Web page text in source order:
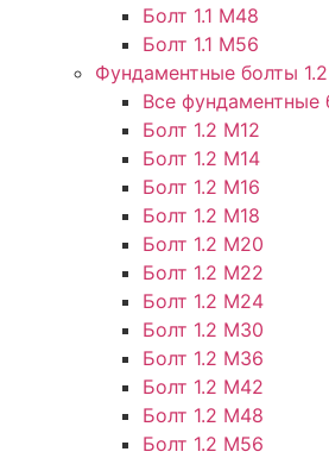
Болт 1.1 М48
Болт 1.1 М56
Фундаментные болты 1.2
Все фундаментные
Болт 1.2 М12
Болт 1.2 М14
Болт 1.2 М16
Болт 1.2 М18
Болт 1.2 М20
Болт 1.2 М22
Болт 1.2 М24
Болт 1.2 М30
Болт 1.2 М36
Болт 1.2 М42
Болт 1.2 М48
Болт 1.2 М56